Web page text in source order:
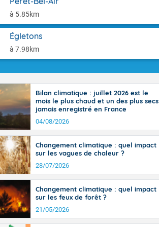
à 5.85km
Égletons
à 7.98km
ensoleillée,
une
le vent
tramontane
elles
et
sur le
Alpes à
terres et 20
Bilan climatique : juillet 2026 est le
mois le plus chaud et un des plus secs
jamais enregistré en France
04/08/2026
Changement climatique : quel impact
sur les vagues de chaleur ?
28/07/2026
Changement climatique : quel impact
sur les feux de forêt ?
21/05/2026